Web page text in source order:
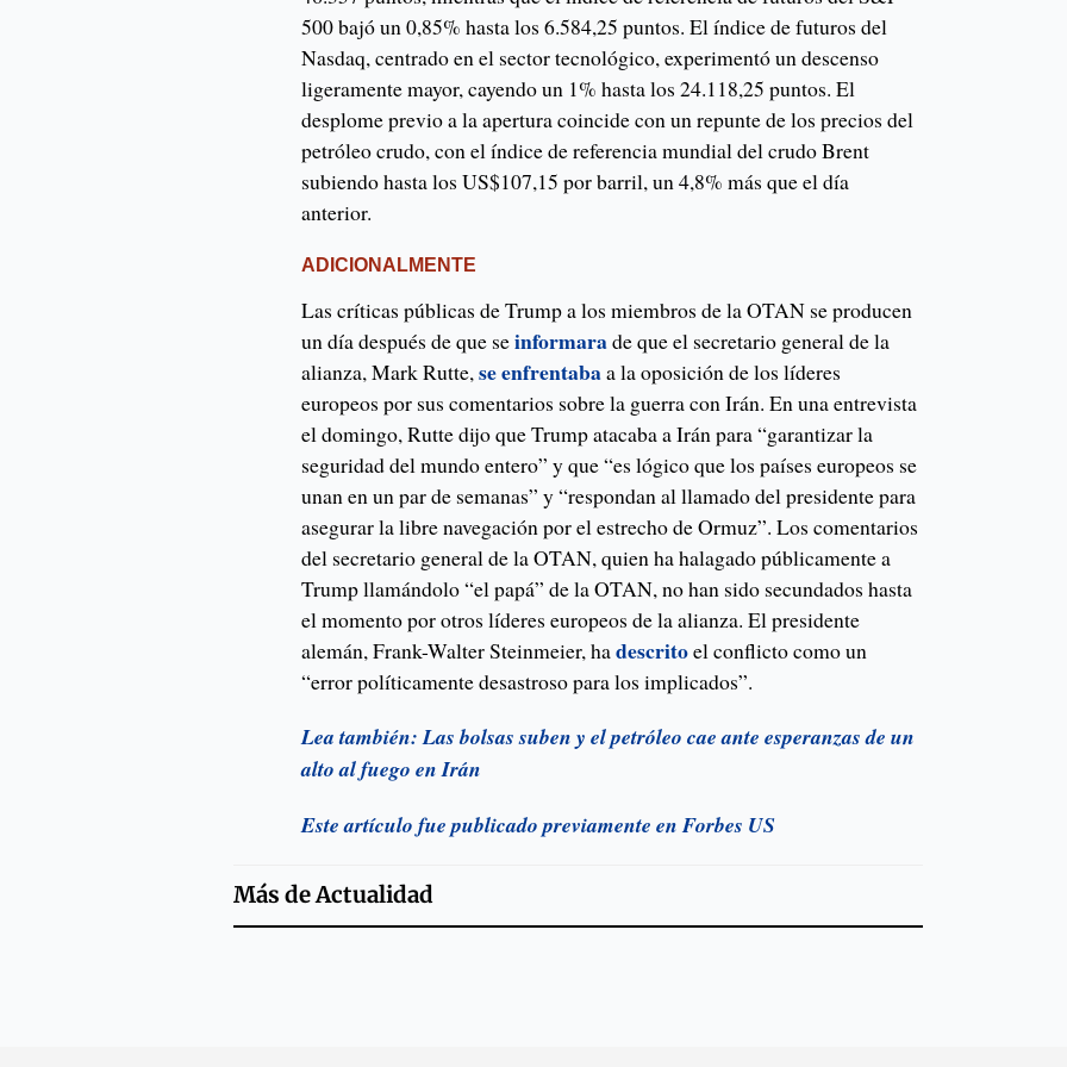
500 bajó un 0,85% hasta los 6.584,25 puntos. El índice de futuros del
Nasdaq, centrado en el sector tecnológico, experimentó un descenso
ligeramente mayor, cayendo un 1% hasta los 24.118,25 puntos. El
desplome previo a la apertura coincide con un repunte de los precios del
petróleo crudo, con el índice de referencia mundial del crudo Brent
subiendo hasta los US$107,15 por barril, un 4,8% más que el día
anterior.
ADICIONALMENTE
Las críticas públicas de Trump a los miembros de la OTAN se producen
un día después de que seinformarade que el secretario general de la
alianza, Mark Rutte,se enfrentabaa la oposición de los líderes
europeos por sus comentarios sobre la guerra con Irán. En una entrevista
el domingo, Rutte dijo que Trump atacaba a Irán para “garantizar la
seguridad del mundo entero” y que “es lógico que los países europeos se
unan en un par de semanas” y “respondan al llamado del presidente para
asegurar la libre navegación por el estrecho de Ormuz”. Los comentarios
del secretario general de la OTAN, quien ha halagado públicamente a
Trump llamándolo “el papá” de la OTAN, no han sido secundados hasta
el momento por otros líderes europeos de la alianza. El presidente
alemán, Frank-Walter Steinmeier, hadescritoel conflicto como un
“error políticamente desastroso para los implicados”.
Lea también: Las bolsas suben y el petróleo cae ante esperanzas de un
alto al fuego en Irán
Este artículo fue publicado previamente en Forbes US
Más deActualidad